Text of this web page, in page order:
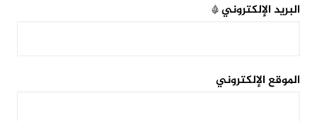
البريد الإلكتروني*
الموقع الإلكتروني